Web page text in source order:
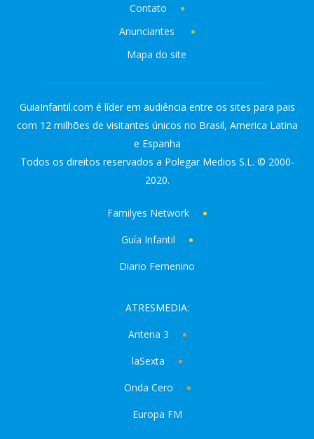
Contato
Anunciantes
Mapa do site
GuiaInfantil.com é líder em audiência entre os sites para pais
com 12 milhões de visitantes únicos no Brasil, America Latina
e Espanha
Todos os direitos reservados a Polegar Medios S.L. © 2000-
2020.
Familyes Network
Guía Infantil
Diario Femenino
ATRESMEDIA:
Antena 3
laSexta
Onda Cero
Europa FM